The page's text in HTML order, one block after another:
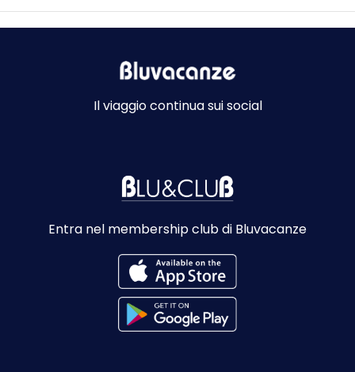
Il viaggio continua sui social
Entra nel membership club di Bluvacanze